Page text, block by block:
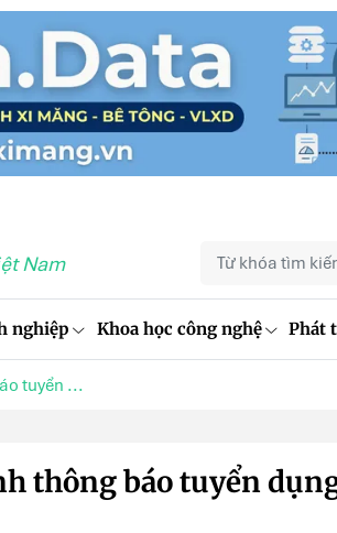
Nam
nghiệp Khoa học công nghệ Phát
tuyển ...
thông báo tuyển